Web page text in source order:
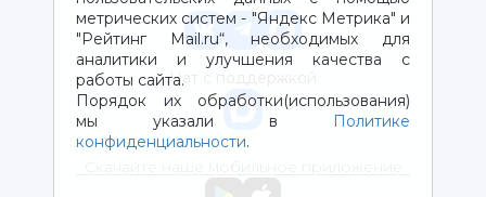
метрических систем - "Яндекс Метрика" и
"Рейтинг Mail.ru“, необходимых для
аналитики и улучшения качества с
работы сайта.
Порядок их обработки(использования)
мы указали в
Политике
конфиденциальности.
Чат с поддержкой